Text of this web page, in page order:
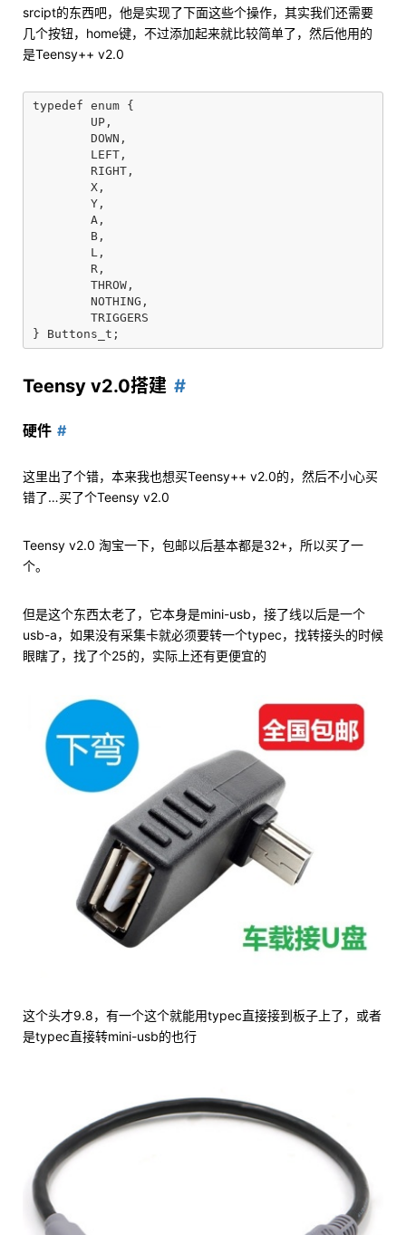
srcipt的东西吧，他是实现了下面这些个操作，其实我们还需要
几个按钮，home键，不过添加起来就比较简单了，然后他用的
是Teensy++ v2.0
typedef enum {
Teensy v2.0搭建
硬件
这里出了个错，本来我也想买Teensy++ v2.0的，然后不小心买
错了…买了个Teensy v2.0
Teensy v2.0 淘宝一下，包邮以后基本都是32+，所以买了一
个。
但是这个东西太老了，它本身是mini-usb，接了线以后是一个
usb-a，如果没有采集卡就必须要转一个typec，找转接头的时候
眼瞎了，找了个25的，实际上还有更便宜的
这个头才9.8，有一个这个就能用typec直接接到板子上了，或者
是typec直接转mini-usb的也行